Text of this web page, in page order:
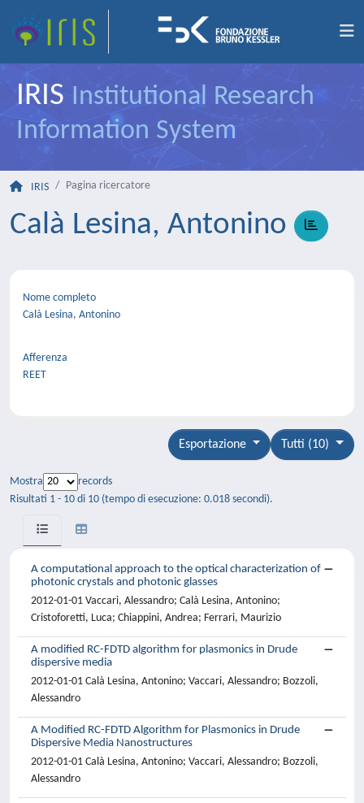
IRIS Institutional Research
Information System
IRIS Pagina ricercatore
Calà Lesina, Antonino
Nome completo
Calà Lesina, Antonino
Afferenza
REET
Tutti (10)
Esportazione
Mostra
records
Risultati 1 - 10 di 10 (tempo di esecuzione: 0.018 secondi).
A computational approach to the optical characterization of
photonic crystals and photonic glasses
2012-01-01 Vaccari, Alessandro; Calà Lesina, Antonino;
Cristoforetti, Luca; Chiappini, Andrea; Ferrari, Maurizio
A modified RC-FDTD algorithm for plasmonics in Drude
dispersive media
2012-01-01 Calà Lesina, Antonino; Vaccari, Alessandro; Bozzoli,
Alessandro
A Modified RC-FDTD Algorithm for Plasmonics in Drude
Dispersive Media Nanostructures
2012-01-01 Calà Lesina, Antonino; Vaccari, Alessandro; Bozzoli,
Alessandro